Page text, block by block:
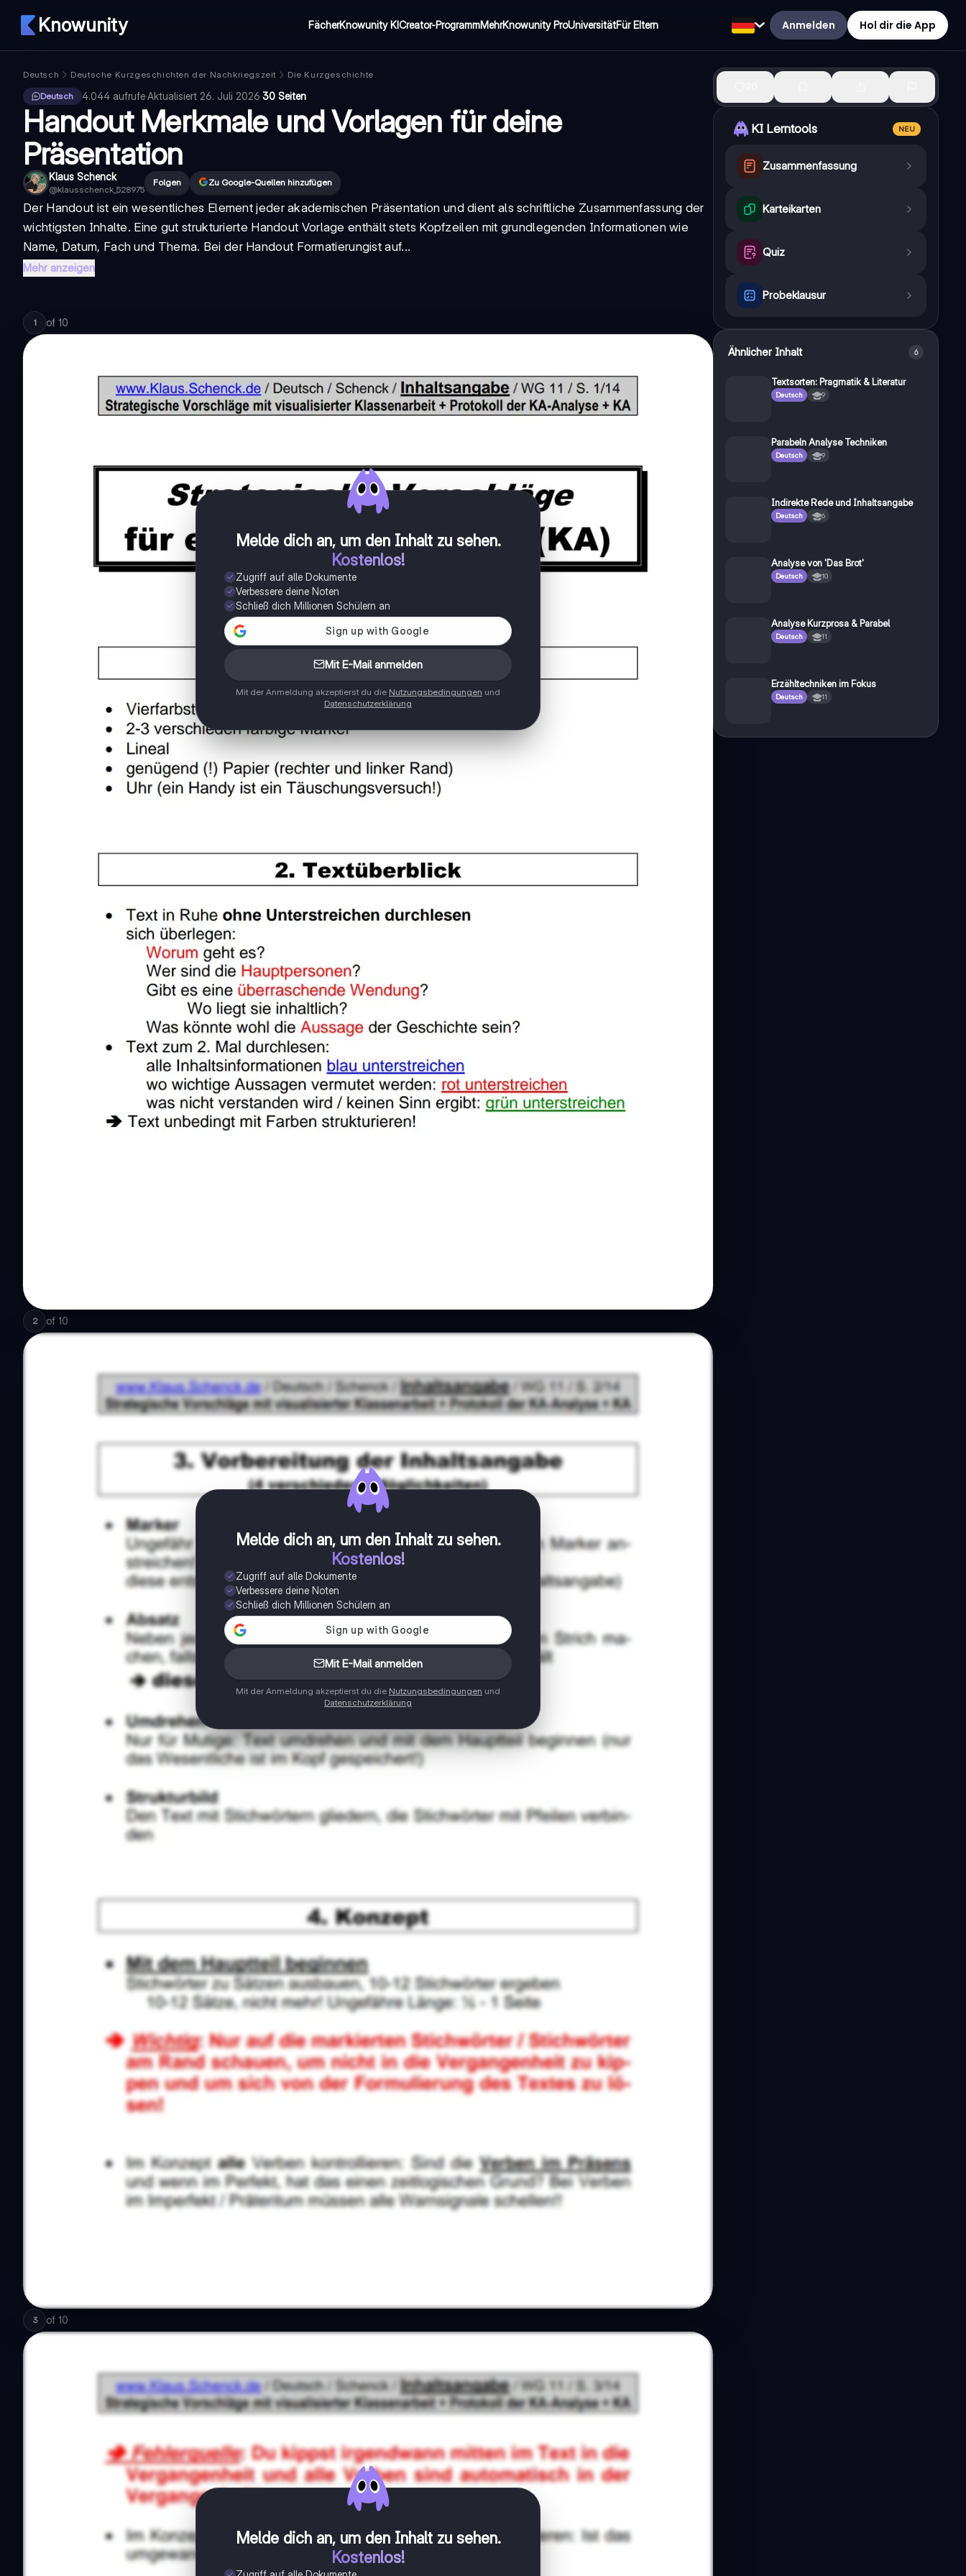
Knowunity FächerKnowunity KICreator-ProgrammMehrKnowunity ProUniversitätFür Eltern Anmelden Hol dir die App
Deutsch Deutsche Kurzgeschichten der Nachkriegszeit
Die Kurzgeschichte
Deutsch
4.044 aufrufe·Aktualisiert 26. Juli 2026·30 Seiten
Handout Merkmale und Vorlagen für deine
Präsentation
Klaus Schenck
@klausschenck_528975
Folgen Zu Google-Quellen hinzufügen
Der Handout ist ein wesentliches Element jeder akademischen Präsentation und dient als schriftliche Zusammenfassung der
wichtigsten Inhalte. Eine gut strukturierte Handout Vorlage enthält stets Kopfzeilen mit grundlegenden Informationen wie
Name, Datum, Fach und Thema. Bei der Handout Formatierungist auf...
Mehr anzeigen
1 of 10
Melde dich an, um den Inhalt zu sehen.
Kostenlos!
Zugriff auf alle Dokumente
Verbessere deine Noten
Schließ dich Millionen Schülern an
Mit E-Mail anmelden
Mit der Anmeldung akzeptierst du die Nutzungsbedingungen und
Datenschutzerklärung
2 of 10
Melde dich an, um den Inhalt zu sehen.
Kostenlos!
Zugriff auf alle Dokumente
Verbessere deine Noten
Schließ dich Millionen Schülern an
Mit E-Mail anmelden
Mit der Anmeldung akzeptierst du die Nutzungsbedingungen und
Datenschutzerklärung
3 of 10
Melde dich an, um den Inhalt zu sehen.
Kostenlos!
KI Lerntools NEU
Zusammenfassung
Karteikarten
Quiz
Probeklausur
Ähnlicher Inhalt 6
Textsorten: Pragmatik & Literatur
Deutsch 9
Parabeln Analyse Techniken
Deutsch 9
Indirekte Rede und Inhaltsangabe
Deutsch 6
Analyse von 'Das Brot'
Deutsch 10
Analyse Kurzprosa & Parabel
Deutsch 11
Erzähltechniken im Fokus
Deutsch 11